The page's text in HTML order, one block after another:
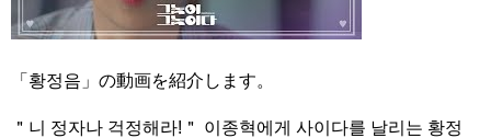
「황정음」の動画を紹介します。
＂니 정자나 걱정해라!＂ 이종혁에게 사이다를 날리는 황정